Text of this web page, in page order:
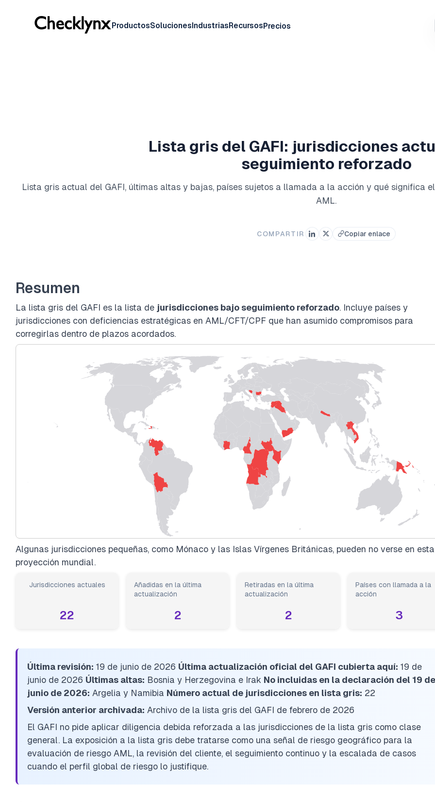
ProductosSoluciones Industrias Recursos Precios
Lista gris del GAFI: jurisdicciones
seguimiento reforzado
Lista gris actual del GAFI, últimas altas y bajas, países sujetos a llamada a la acción y qué significa
AML.
COMPARTIR Copiar enlace
Resumen
La lista gris del GAFI es la lista de jurisdicciones bajo seguimiento reforzado. Incluye países y
jurisdicciones con deficiencias estratégicas en AML/CFT/CPF que han asumido compromisos para
corregirlas dentro de plazos acordados.
Algunas jurisdicciones pequeñas, como Mónaco y las Islas Vírgenes Británicas, pueden no verse en esta
proyección mundial.
Jurisdicciones actuales
22
Añadidas en la última
actualización
2
Retiradas en la última
actualización
2
Países con llamada a la
acción
3
Última revisión: 19 de junio de 2026 Última actualización oficial del GAFI cubierta aquí: 19 de
junio de 2026 Últimas altas: Bosnia y Herzegovina e Irak No incluidas en la declaración del 19 de
junio de 2026: Argelia y Namibia Número actual de jurisdicciones en lista gris: 22
Versión anterior archivada: Archivo de la lista gris del GAFI de febrero de 2026
El GAFI no pide aplicar diligencia debida reforzada a las jurisdicciones de la lista gris como clase
general. La exposición a la lista gris debe tratarse como una señal de riesgo geográfico para la
evaluación de riesgo AML, la revisión del cliente, el seguimiento continuo y la escalada de casos
cuando el perfil global de riesgo lo justifique.